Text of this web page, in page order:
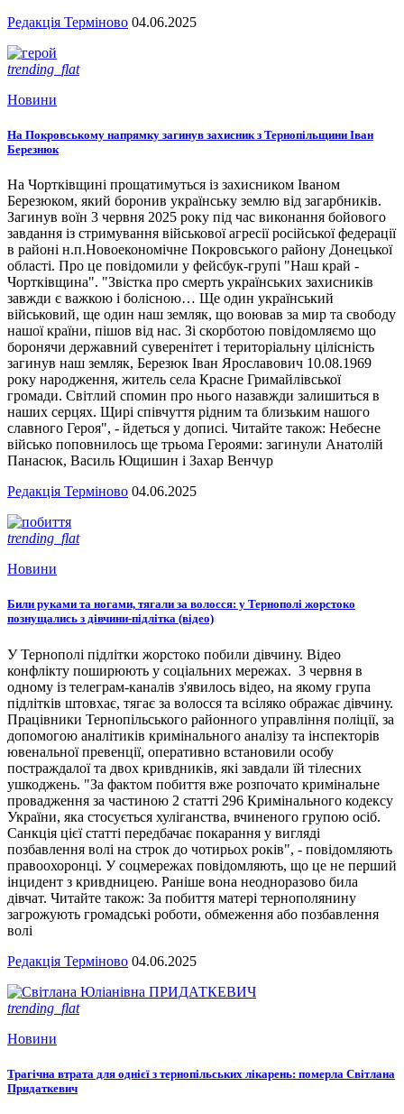
Редакція Терміново 04.06.2025
trending_flat
Новини
На Покровському напрямку загинув захисник з Тернопільщини Іван
Березнюк
На Чортківщині прощатимуться із захисником Іваном
Березюком, який боронив українську землю від загарбників.
Загинув воїн 3 червня 2025 року під час виконання бойового
завдання із стримування військової агресії російської федерації
в районі н.п.Новоекономічне Покровського району Донецької
області. Про це повідомили у фейсбук-групі "Наш край -
Чортківщина". "Звістка про смерть українських захисників
завжди є важкою і болісною… Ще один український
військовий, ще один наш земляк, що воював за мир та свободу
нашої країни, пішов від нас. Зі скорботою повідомляємо що
боронячи державний суверенітет і територіальну цілісність
загинув наш земляк, Березюк Іван Ярославович 10.08.1969
року народження, житель села Красне Гримайлівської
громади. Світлий спомин про нього назавжди залишиться в
наших серцях. Щирі співчуття рідним та близьким нашого
славного Героя", - йдеться у дописі. Читайте також: Небесне
військо поповнилось ще трьома Героями: загинули Анатолій
Панасюк, Василь Ющишин і Захар Венчур
Редакція Терміново 04.06.2025
trending_flat
Новини
Били руками та ногами, тягали за волосся: у Тернополі жорстоко
познущались з дівчини-підлітка (відео)
У Тернополі підлітки жорстоко побили дівчину. Відео
конфлікту поширюють у соціальних мережах. 3 червня в
одному із телеграм-каналів з'явилось відео, на якому група
підлітків штовхає, тягає за волосся та всіляко ображає дівчину.
Працівники Тернопільського районного управління поліції, за
допомогою аналітиків кримінального аналізу та інспекторів
ювенальної превенції, оперативно встановили особу
постраждалої та двох кривдників, які завдали їй тілесних
ушкоджень. "За фактом побиття вже розпочато кримінальне
провадження за частиною 2 статті 296 Кримінального кодексу
України, яка стосується хуліганства, вчиненого групою осіб.
Санкція цієї статті передбачає покарання у вигляді
позбавлення волі на строк до чотирьох років", - повідомляють
правоохоронці. У соцмережах повідомляють, що це не перший
інцидент з кривдницею. Раніше вона неодноразово била
дівчат. Читайте також: За побиття матері тернополянину
загрожують громадські роботи, обмеження або позбавлення
волі
Редакція Терміново 04.06.2025
trending_flat
Новини
Трагічна втрата для однієї з тернопільських лікарень: померла Світлана
Придаткевич